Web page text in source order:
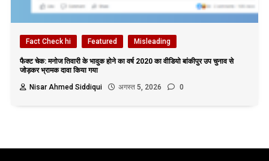
Fact Check hi Featured Misleading
फैक्ट चेक: मनोज तिवारी के भावुक होने का वर्ष 2020 का वीडियो बांकीपुर उप चुनाव से
जोड़कर भ्रामक दावा किया गया
Nisar Ahmed Siddiqui
अगस्त 5, 2026 0